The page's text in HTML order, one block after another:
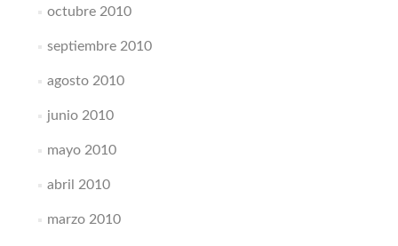
octubre 2010
septiembre 2010
agosto 2010
junio 2010
mayo 2010
abril 2010
marzo 2010